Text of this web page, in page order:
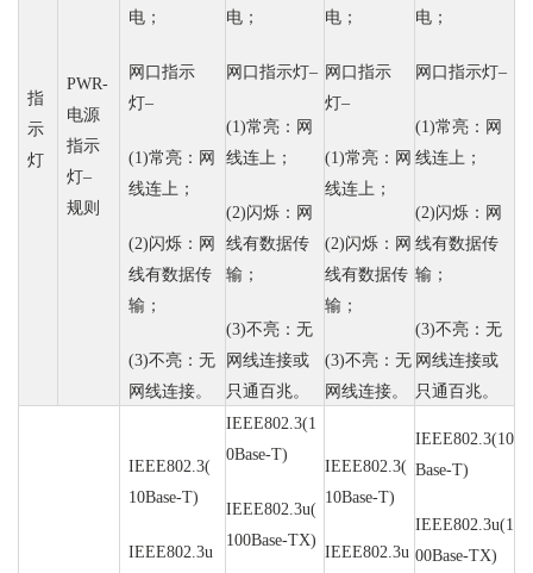
指
示
灯
PWR-
电源
指示
灯–
规则
电；
网口指示
灯–
(1)常亮：网
线连上；
(2)闪烁：网
线有数据传
输；
(3)不亮：无
网线连接。
电；
网口指示灯–
(1)常亮：网
线连上；
(2)闪烁：网
线有数据传
输；
(3)不亮：无
网线连接或
只通百兆。
电；
网口指示
灯–
(1)常亮：网
线连上；
(2)闪烁：网
线有数据传
输；
(3)不亮：无
网线连接。
电；
网口指示灯–
(1)常亮：网
线连上；
(2)闪烁：网
线有数据传
输；
(3)不亮：无
网线连接或
只通百兆。
IEEE802.3(
10Base-T)
IEEE802.3u
IEEE802.3(1
0Base-T)
IEEE802.3u(
100Base-TX)
IEEE802.3(
10Base-T)
IEEE802.3u
IEEE802.3(10
Base-T)
IEEE802.3u(1
00Base-TX)